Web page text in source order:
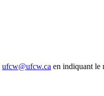
ufcw@ufcw.ca en indiquant le